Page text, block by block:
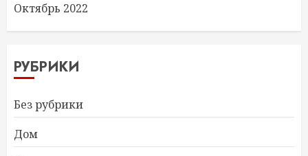
Октябрь 2022
РУБРИКИ
Без рубрики
Дом